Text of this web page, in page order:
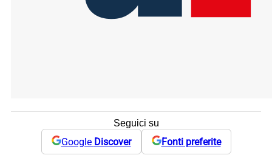
Seguici su
Google Discover Fonti preferite